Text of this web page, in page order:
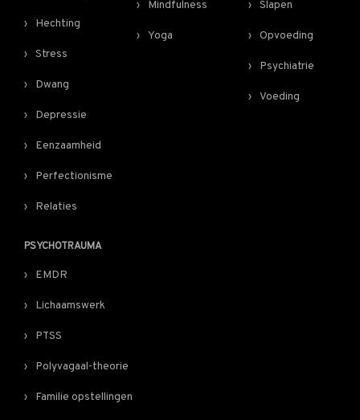
Hechting
Stress
Dwang
Depressie
Eenzaamheid
Perfectionisme
Relaties
Mindfulness
Yoga
Slapen
Opvoeding
Psychiatrie
Voeding
PSYCHOTRAUMA
EMDR
Lichaamswerk
PTSS
Polyvagaal-theorie
Familie opstellingen